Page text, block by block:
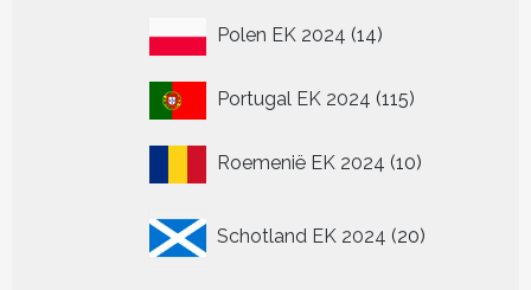
Polen EK 2024 1414
Portugal EK 2024 115115
Roemenië EK 2024 1010
Schotland EK 2024 20
producten